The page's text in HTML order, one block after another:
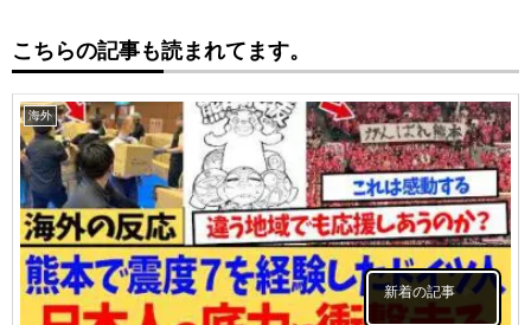
こちらの記事も読まれてます。
海外
新着の記事